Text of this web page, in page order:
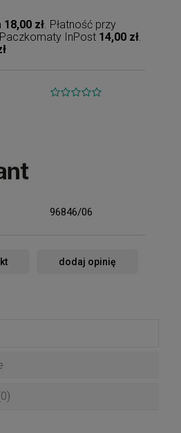
18,00 zł . Płatność przy
. Paczkomaty InPost 14,00 zł
96846/06
dodaj opinię